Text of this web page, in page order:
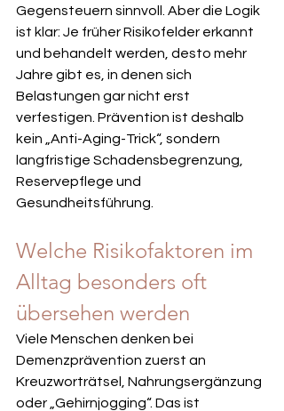
Gegensteuern sinnvoll. Aber die Logik
ist klar: Je früher Risikofelder erkannt
und behandelt werden, desto mehr
Jahre gibt es, in denen sich
Belastungen gar nicht erst
verfestigen. Prävention ist deshalb
kein „Anti-Aging-Trick“, sondern
langfristige Schadensbegrenzung,
Reservepflege und
Gesundheitsführung.
Welche Risikofaktoren im
Alltag besonders oft
übersehen werden
Viele Menschen denken bei
Demenzprävention zuerst an
Kreuzworträtsel, Nahrungsergänzung
oder „Gehirnjogging“. Das ist